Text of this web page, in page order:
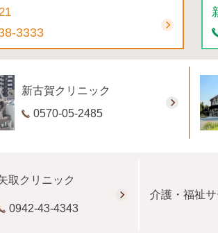
3333
新古賀クリニック
0570-05-2485
取クリニック
0942-43-4343
介護・福祉